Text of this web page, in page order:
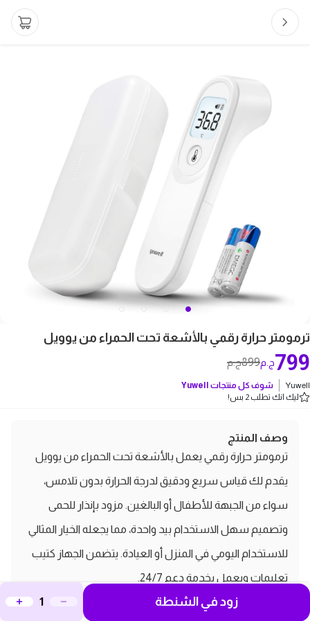
ترمومتر حرارة رقمي بالأشعة تحت الحمراء من يوويل
899ج.م 799ج.م
Yuwell شوف كل منتجات
Yuwell
ليك انك تطلب 2 بس!
وصف المنتج
ترمومتر حرارة رقمي يعمل بالأشعة تحت الحمراء من يوويل
يقدم لك قياس سريع ودقيق لدرجة الحرارة بدون تلامس،
سواء من الجبهة للأطفال أو البالغين. مزود بإنذار للحمى
وتصميم سهل الاستخدام بيد واحدة، مما يجعله الخيار المثالي
للاستخدام اليومي في المنزل أو العيادة. يتضمن الجهاز كتيب
تعليمات ويعمل بخدمة دعم 24/7.
مميزات ومواصفات ترمومتر حرارة
رقمي بالأشعة تحت الحمراء من يوويل
زود في الشنطة